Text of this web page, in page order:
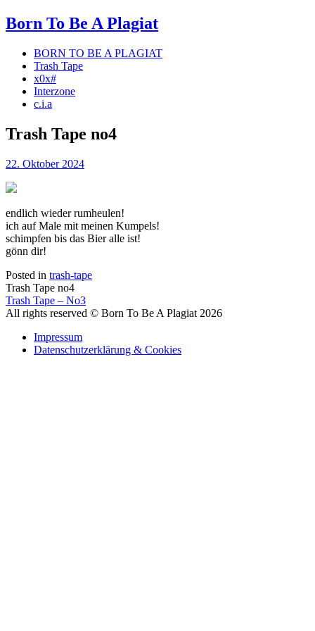
Born To Be A Plagiat
BORN TO BE A PLAGIAT
Trash Tape
x0x#
Interzone
c.i.a
Trash Tape no4
Posted
22. Oktober 2024
endlich wieder rumheulen!
ich auf Male mit meinen Kumpels!
schimpfen bis das Bier alle ist!
gönn dir!
Posted in trash-tape
Trash Tape no4
Trash Tape – No3
All rights reserved © Born To Be A Plagiat 2026
Impressum
Datenschutzerklärung & Cookies